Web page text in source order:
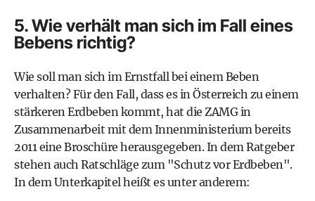
5. Wie verhält man sich im Fall eines
Bebens richtig?
Wie soll man sich im Ernstfall bei einem Beben
verhalten? Für den Fall, dass es in Österreich zu einem
stärkeren Erdbeben kommt, hat die ZAMG in
Zusammenarbeit mit dem Innenministerium bereits
2011 eine Broschüre herausgegeben. In dem Ratgeber
stehen auch Ratschläge zum "Schutz vor Erdbeben".
In dem Unterkapitel heißt es unter anderem: